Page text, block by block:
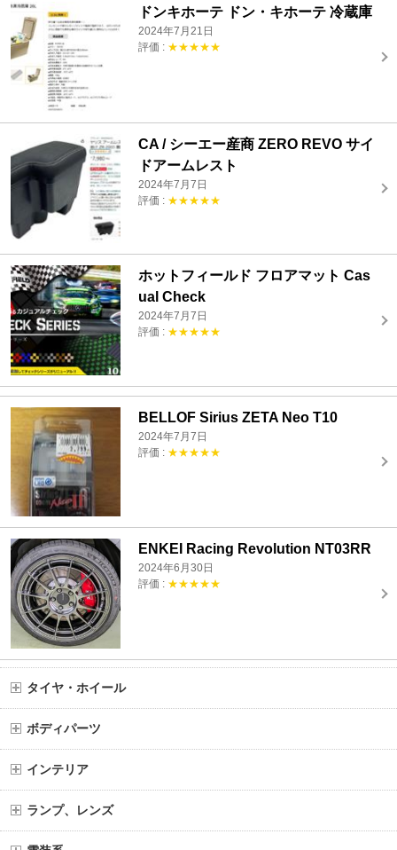
ドンキホーテ ドン・キホーテ 冷蔵庫
2024年7月21日
評価 : ★★★★★
CA / シーエー産商 ZERO REVO サイ
ドアームレスト
2024年7月7日
評価 : ★★★★★
ホットフィールド フロアマット Cas
ual Check
2024年7月7日
評価 : ★★★★★
BELLOF Sirius ZETA Neo T10
2024年7月7日
評価 : ★★★★★
ENKEI Racing Revolution NT03RR
2024年6月30日
評価 : ★★★★★
タイヤ・ホイール
ボディパーツ
インテリア
ランプ、レンズ